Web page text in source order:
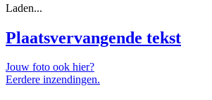
Laden...
Plaatsvervangende tekst
Jouw foto ook hier?
Eerdere inzendingen.